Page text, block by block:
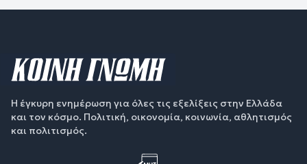
Η έγκυρη ενημέρωση για όλες τις εξελίξεις στην Ελλάδα
και τον κόσμο. Πολιτική, οικονομία, κοινωνία, αθλητισμός
και πολιτισμός.